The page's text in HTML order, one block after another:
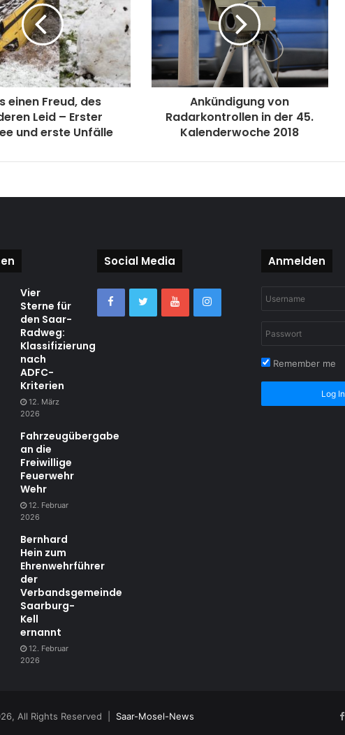
einen Freud, des
Leid – Erster
und erste Unfälle
Ankündigung von
Radarkontrollen in der 45.
Kalenderwoche 2018
Vier
Sterne für
den Saar-
Radweg:
Klassifizierung
nach
ADFC-
Kriterien
12. März
2026
Fahrzeugübergabe
an die
Freiwillige
Feuerwehr
Wehr
12. Februar
2026
Bernhard
Hein zum
Ehrenwehrführer
der
Verbandsgemeinde
Saarburg-
Kell
ernannt
12. Februar
2026
Social Media Anmelden
Remember me
Log In
All Rights Reserved | Saar-Mosel-News